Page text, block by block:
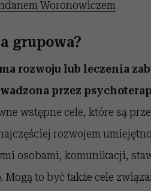
Woronowiczem
grupowa?
rozwoju lub leczenia
przez
wstępne cele, które są
rozwojem
osobami, komunikacji,
to być także cele